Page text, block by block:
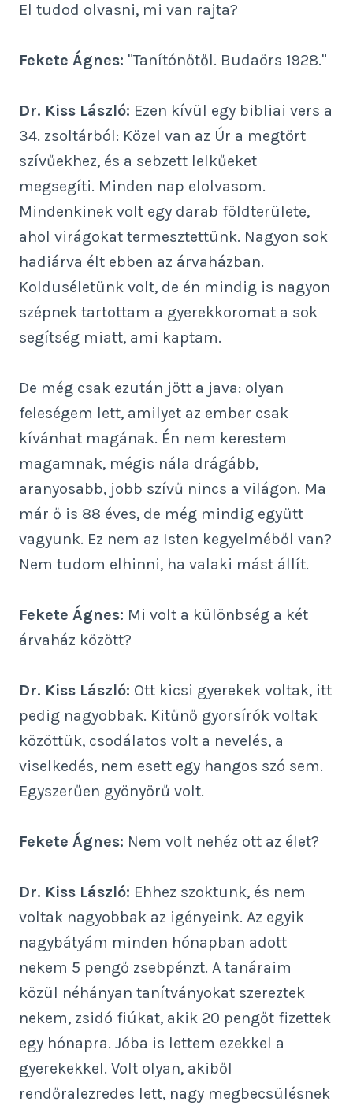
El tudod olvasni, mi van rajta?
Fekete Ágnes: "Tanítónőtől. Budaörs 1928."
Dr. Kiss László: Ezen kívül egy bibliai vers a
34. zsoltárból: Közel van az Úr a megtört
szívűekhez, és a sebzett lelkűeket
megsegíti. Minden nap elolvasom.
Mindenkinek volt egy darab földterülete,
ahol virágokat termesztettünk. Nagyon sok
hadiárva élt ebben az árvaházban.
Kolduséletünk volt, de én mindig is nagyon
szépnek tartottam a gyerekkoromat a sok
segítség miatt, ami kaptam.
De még csak ezután jött a java: olyan
feleségem lett, amilyet az ember csak
kívánhat magának. Én nem kerestem
magamnak, mégis nála drágább,
aranyosabb, jobb szívű nincs a világon. Ma
már ő is 88 éves, de még mindig együtt
vagyunk. Ez nem az Isten kegyelméből van?
Nem tudom elhinni, ha valaki mást állít.
Fekete Ágnes: Mi volt a különbség a két
árvaház között?
Dr. Kiss László: Ott kicsi gyerekek voltak, itt
pedig nagyobbak. Kitűnő gyorsírók voltak
közöttük, csodálatos volt a nevelés, a
viselkedés, nem esett egy hangos szó sem.
Egyszerűen gyönyörű volt.
Fekete Ágnes: Nem volt nehéz ott az élet?
Dr. Kiss László: Ehhez szoktunk, és nem
voltak nagyobbak az igényeink. Az egyik
nagybátyám minden hónapban adott
nekem 5 pengő zsebpénzt. A tanáraim
közül néhányan tanítványokat szereztek
nekem, zsidó fiúkat, akik 20 pengőt fizettek
egy hónapra. Jóba is lettem ezekkel a
gyerekekkel. Volt olyan, akiből
rendőralezredes lett, nagy megbecsülésnek